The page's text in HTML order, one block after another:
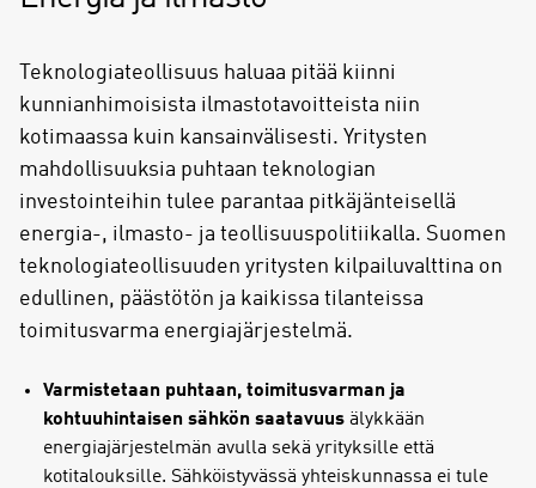
Teknologiateollisuus haluaa pitää kiinni
kunnianhimoisista ilmastotavoitteista niin
kotimaassa kuin kansainvälisesti. Yritysten
mahdollisuuksia puhtaan teknologian
investointeihin tulee parantaa pitkäjänteisellä
energia-, ilmasto- ja teollisuuspolitiikalla. Suomen
teknologiateollisuuden yritysten kilpailuvalttina on
edullinen, päästötön ja kaikissa tilanteissa
toimitusvarma energiajärjestelmä.
Varmistetaan puhtaan, toimitusvarman ja
kohtuuhintaisen sähkön saatavuus älykkään
energiajärjestelmän avulla sekä yrityksille että
kotitalouksille. Sähköistyvässä yhteiskunnassa ei tule